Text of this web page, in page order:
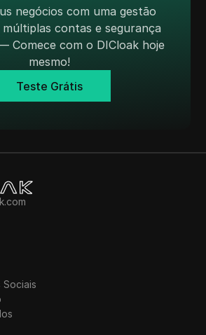
negócios com uma gestão
contas e segurança
Comece com o DICloak hoje
mesmo!
Teste Grátis
Sociais